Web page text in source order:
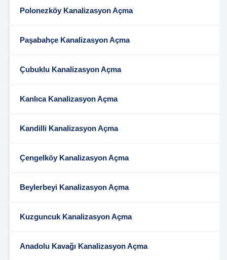
Polonezköy Kanalizasyon Açma
Paşabahçe Kanalizasyon Açma
Çubuklu Kanalizasyon Açma
Kanlıca Kanalizasyon Açma
Kandilli Kanalizasyon Açma
Çengelköy Kanalizasyon Açma
Beylerbeyi Kanalizasyon Açma
Kuzguncuk Kanalizasyon Açma
Anadolu Kavağı Kanalizasyon Açma